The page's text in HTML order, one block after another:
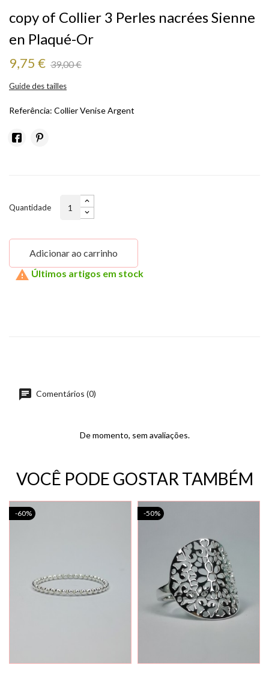
copy of Collier 3 Perles nacrées Sienne
en Plaqué-Or
9,75 € 39,00 €
Guide des tailles
Referência: Collier Venise Argent
Quantidade
Adicionar ao carrinho
 Últimos artigos em stock
Comentários (0)
De momento, sem avaliações.
VOCÊ PODE GOSTAR TAMBÉM
-60% -50%